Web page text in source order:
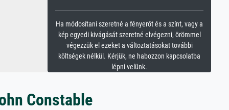
Ha módosítani szeretné a fényerőt és a színt, vagy a
kép egyedi kivágását szeretné elvégezni, örömmel
végezzük el ezeket a változtatásokat további
költségek nélkül. Kérjük, ne habozzon kapcsolatba
lépni velünk.
Constable